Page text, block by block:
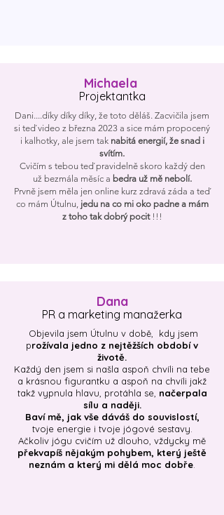
Michaela
Projektantka
Dani....díky díky díky, že toto děláš. Zacvičila jsem
si teď video z března 2023 a sice mám propocený
i kalhotky, ale jsem tak nabitá energií, že snad i
svítím.
Cvičím s tebou teď pravidelně skoro každý den
už bezmála měsíc a bedra už mě nebolí.
Prvně jsem měla jen online kurz zdravá záda a teď
co mám Útulnu,jedu na co mi oko padne a mám
z toho tak dobrý pocit!!!
Dana
PR a marketing manažerka
Objevila jsem Útulnu v době, kdy jsem
prožívala jedno z nejtěžších období v
životě.
Každý den jsem si našla aspoň chvíli na tebe
a krásnou figurantku a aspoň na chvíli jakž
takž vypnula hlavu, protáhla se, načerpala
sílu a naději.
Baví mě, jak vše dáváš do souvislostí,
tvoje energie i tvoje jógové sestavy.
Ačkoliv jógu cvičím už dlouho, vždycky mě
překvapíš nějakým pohybem, který ještě
neznám a který mi dělá moc dobře